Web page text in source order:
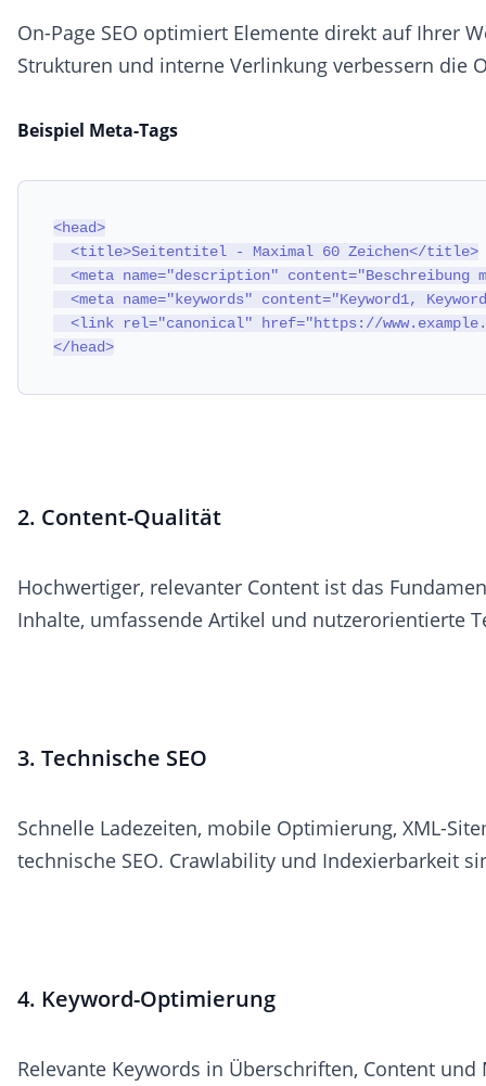
On-Page SEO optimiert Elemente direkt auf Ihrer
Strukturen und interne Verlinkung verbessern die
Beispiel Meta-Tags
<head>
  <title>Seitentitel - Maximal 60 Zeichen</title>
<meta name="description" content="Beschreibung
<meta name="keywords" content="Keyword1,
<link rel="canonical" href="https://
</head>
2. Content-Qualität
Hochwertiger, relevanter Content ist das
Inhalte, umfassende Artikel und nutzerorientierte
3. Technische SEO
Schnelle Ladezeiten, mobile Optimierung, XML-
technische SEO. Crawlability und Indexierbarkeit
4. Keyword-Optimierung
Relevante Keywords in Überschriften, Content